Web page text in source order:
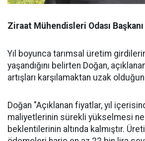
Ziraat Mühendisleri Odası
Yıl boyunca tarımsal üretim
yaşandığını belirten Doğan,
artışları karşılamaktan uzak
Doğan "Açıklanan fiyatlar, yıl
maliyetlerinin sürekli yükselmesi
beklentilerinin altında kalmıştır.